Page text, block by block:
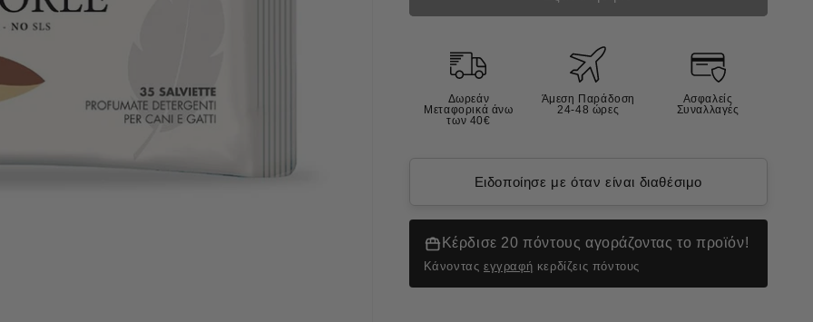
Derma
Almond
Milk
Υγρά
Μαντηλάκια
Σκύλου,
Derma
Almond
Υγρά
Μαντηλάκια
Δωρεάν
Μεταφορικά άνω
των 40€
Άμεση Παράδοση
24-48 ώρες
Ασφαλείς
Συναλλαγές
Ειδοποίησε με όταν είναι διαθέσιμο
Κέρδισε 20 πόντους αγοράζοντας το προϊόν!
Κάνοντας εγγραφή κερδίζεις πόντους